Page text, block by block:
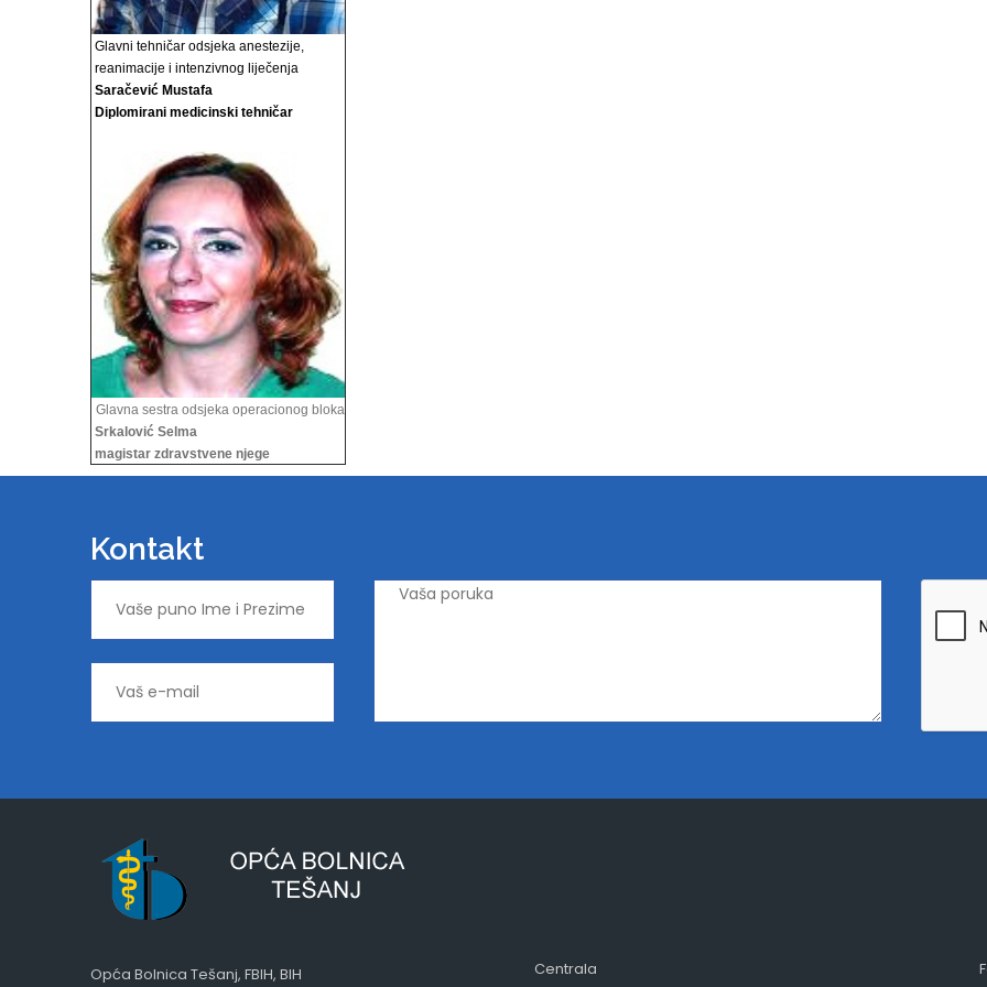
Glavni tehničar odsjeka anestezije,
reanimacije i intenzivnog liječenja
Saračević Mustafa
Diplomirani medicinski tehničar
Glavna sestra odsjeka operacionog bloka
Srkalović Selma
magistar zdravstvene njege
Kontakt
Opća Bolnica Tešanj, FBIH, BIH Centrala